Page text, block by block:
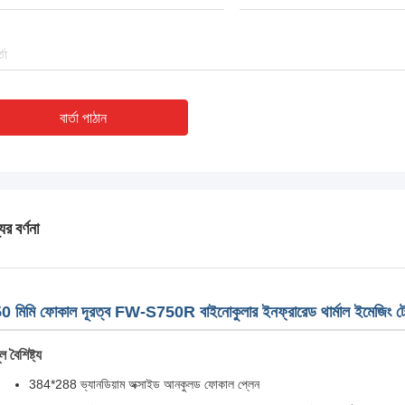
বার্তা পাঠান
বর্ণনা
মিমি ফোকাল দূরত্ব FW-S750R বাইনোকুলার ইনফ্রারেড থার্মাল ইমেজিং
বৈশিষ্ট্য
384*288 ভ্যানডিয়াম অক্সাইড আনকুলড ফোকাল প্লেন